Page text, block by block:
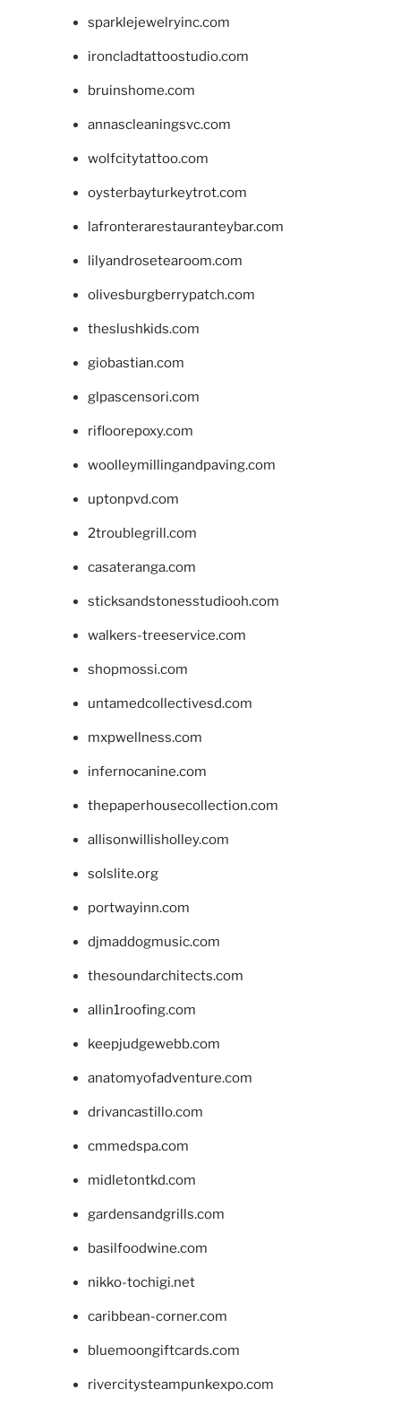
sparklejewelryinc.com
ironcladtattoostudio.com
bruinshome.com
annascleaningsvc.com
wolfcitytattoo.com
oysterbayturkeytrot.com
lafronterarestauranteybar.com
lilyandrosetearoom.com
olivesburgberrypatch.com
theslushkids.com
giobastian.com
glpascensori.com
rifloorepoxy.com
woolleymillingandpaving.com
uptonpvd.com
2troublegrill.com
casateranga.com
sticksandstonesstudiooh.com
walkers-treeservice.com
shopmossi.com
untamedcollectivesd.com
mxpwellness.com
infernocanine.com
thepaperhousecollection.com
allisonwillisholley.com
solslite.org
portwayinn.com
djmaddogmusic.com
thesoundarchitects.com
allin1roofing.com
keepjudgewebb.com
anatomyofadventure.com
drivancastillo.com
cmmedspa.com
midletontkd.com
gardensandgrills.com
basilfoodwine.com
nikko-tochigi.net
caribbean-corner.com
bluemoongiftcards.com
rivercitysteampunkexpo.com